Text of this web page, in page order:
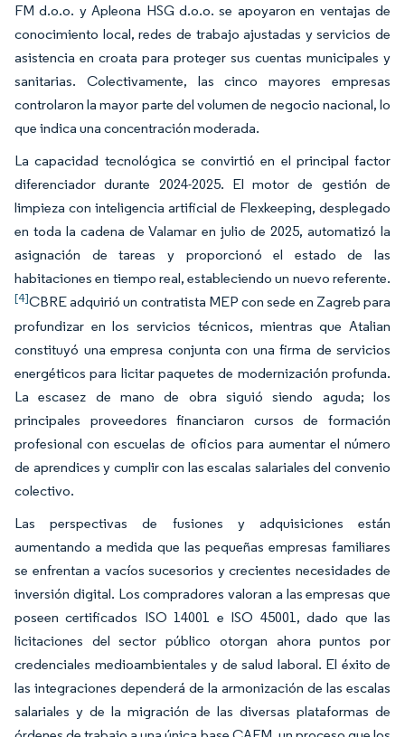
FM d.o.o. y Apleona HSG d.o.o. se apoyaron en ventajas de
conocimiento local, redes de trabajo ajustadas y servicios de
asistencia en croata para proteger sus cuentas municipales y
sanitarias. Colectivamente, las cinco mayores empresas
controlaron la mayor parte del volumen de negocio nacional, lo
que indica una concentración moderada.
La capacidad tecnológica se convirtió en el principal factor
diferenciador durante 2024-2025. El motor de gestión de
limpieza con inteligencia artificial de Flexkeeping, desplegado
en toda la cadena de Valamar en julio de 2025, automatizó la
asignación de tareas y proporcionó el estado de las
habitaciones en tiempo real, estableciendo un nuevo referente.
[4]CBRE adquirió un contratista MEP con sede en Zagreb para
profundizar en los servicios técnicos, mientras que Atalian
constituyó una empresa conjunta con una firma de servicios
energéticos para licitar paquetes de modernización profunda.
La escasez de mano de obra siguió siendo aguda; los
principales proveedores financiaron cursos de formación
profesional con escuelas de oficios para aumentar el número
de aprendices y cumplir con las escalas salariales del convenio
colectivo.
Las perspectivas de fusiones y adquisiciones están
aumentando a medida que las pequeñas empresas familiares
se enfrentan a vacíos sucesorios y crecientes necesidades de
inversión digital. Los compradores valoran a las empresas que
poseen certificados ISO 14001 e ISO 45001, dado que las
licitaciones del sector público otorgan ahora puntos por
credenciales medioambientales y de salud laboral. El éxito de
las integraciones dependerá de la armonización de las escalas
salariales y de la migración de las diversas plataformas de